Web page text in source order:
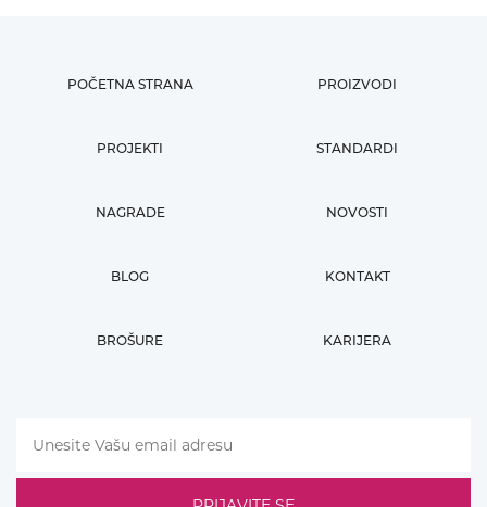
POČETNA STRANA PROIZVODI
PROJEKTI STANDARDI
NAGRADE NOVOSTI
BLOG KONTAKT
BROŠURE KARIJERA